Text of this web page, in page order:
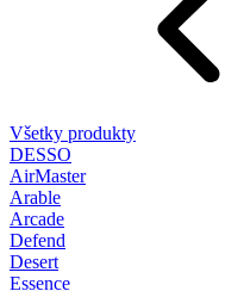
Všetky produkty
DESSO
AirMaster
Arable
Arcade
Defend
Desert
Essence